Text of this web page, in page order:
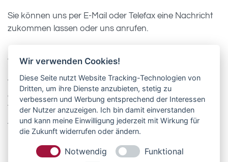
Sie können uns per E-Mail oder Telefax eine Nachricht
zukommen lassen oder uns anrufen.
Wie verarbeiten wir Ihre Daten?
Wir speichern Ihre Nachricht sowie Ihre selbst
gemachten Kontaktangaben bzw. die übermittelte
Telefonnummer, um Ihre Anfrage inklusive
Anschlussfragen bearbeiten zu können. Ohne Ihre
Einwilligung geben wir die Daten nicht an andere
Personen weiter.
Wir verwenden Cookies!
Diese Seite nutzt Website Tracking-Technologien von
Dritten, um ihre Dienste anzubieten, stetig zu
verbessern und Werbung entsprechend der Interessen
der Nutzer anzuzeigen. Ich bin damit einverstanden
und kann meine Einwilligung jederzeit mit Wirkung für
die Zukunft widerrufen oder ändern.
Notwendig
Funktional